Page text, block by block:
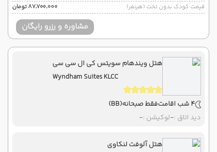
قیمت کودک بدون تخت (هرنفر)
۸۷٬۷۰۰٬۰۰۰ تومان
مشاوره و رزرو رایگان
هتل ویندهام سویتس کی ال سی سی
Wyndham Suites KLCC
4 شب اقامت فقط صبحانه(BB)
دید اتاق :-لوکیشن :-
هتل آلوفت لنکاوی